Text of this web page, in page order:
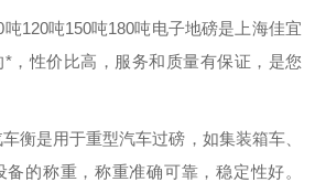
120吨150吨180吨电子地磅是上海佳宜
，性价比高，服务和质量有保证，是您
衡是用于重型汽车过磅，如集装箱车、
备的称重，称重准确可靠，稳定性好。